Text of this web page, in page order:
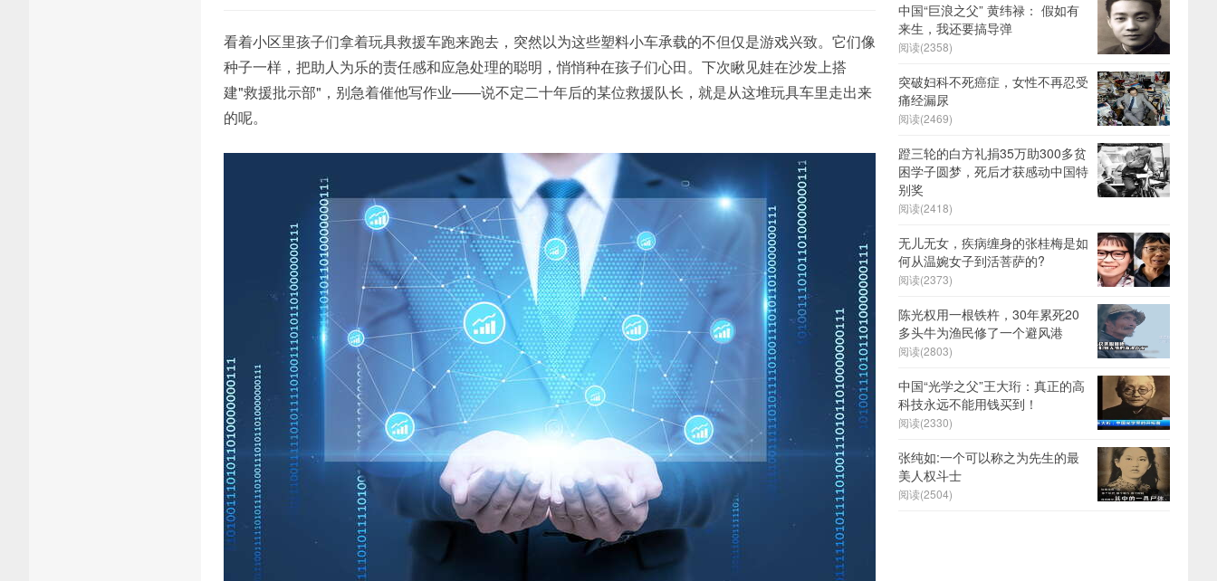
看着小区里孩子们拿着玩具救援车跑来跑去，突然以为这些塑料小车承载的不但仅是游戏兴致。它们像
种子一样，把助人为乐的责任感和应急处理的聪明，悄悄种在孩子们心田。下次瞅见娃在沙发上搭
建"救援批示部"，别急着催他写作业——说不定二十年后的某位救援队长，就是从这堆玩具车里走出来
的呢。
中国“巨浪之父” 黄纬禄： 假如有
来生，我还要搞导弹
阅读(2358)
突破妇科不死癌症，女性不再忍受
痛经漏尿
阅读(2469)
蹬三轮的白方礼捐35万助300多贫
困学子圆梦，死后才获感动中国特
别奖
阅读(2418)
无儿无女，疾病缠身的张桂梅是如
何从温婉女子到活菩萨的?
阅读(2373)
陈光权用一根铁杵，30年累死20
多头牛为渔民修了一个避风港
阅读(2803)
中国“光学之父”王大珩：真正的高
科技永远不能用钱买到！
阅读(2330)
张纯如:一个可以称之为先生的最
美人权斗士
阅读(2504)